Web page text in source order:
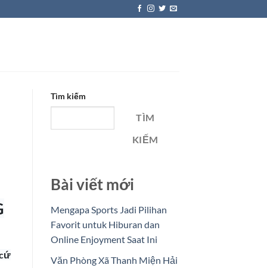
Tìm kiếm
TÌM
KIẾM
Bài viết mới
Mengapa Sports Jadi Pilihan
Favorit untuk Hiburan dan
Online Enjoyment Saat Ini
Văn Phòng Xã Thanh Miện Hải